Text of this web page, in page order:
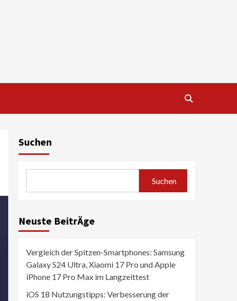
Suchen
Suchen
Neuste BeitrÄge
Vergleich der Spitzen-Smartphones: Samsung
Galaxy S24 Ultra, Xiaomi 17 Pro und Apple
iPhone 17 Pro Max im Langzeittest
iOS 18 Nutzungstipps: Verbesserung der